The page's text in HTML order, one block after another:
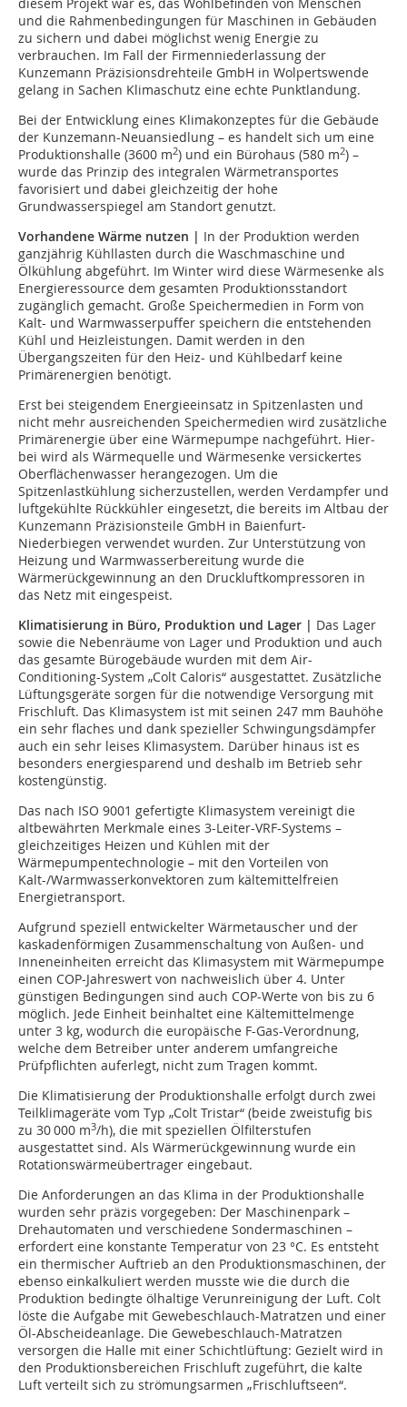
diesem Projekt war es, das Wohlbefinden von Menschen
und die Rahmenbedingungen für Maschinen in Gebäuden
zu sichern und dabei möglichst wenig Energie zu
verbrauchen. Im Fall der Firmenniederlassung der
Kunzemann Präzisionsdrehteile GmbH in Wolpertswende
gelang in Sachen Klimaschutz eine echte Punktlandung.
Bei der Entwicklung eines Klimakonzeptes für die Gebäude
der Kunzemann-Neuansiedlung – es handelt sich um eine
Produktionshalle (3600 m2) und ein Bürohaus (580 m2) –
wurde das Prinzip des integralen Wärmetransportes
favorisiert und dabei gleichzeitig der hohe
Grundwasserspiegel am Standort genutzt.
Vorhandene Wärme nutzen | In der Produktion werden
ganzjährig Kühllasten durch die Waschmaschine und
Ölkühlung abgeführt. Im Winter wird diese Wärmesenke als
Energieressource dem gesamten Produktionsstandort
zugänglich gemacht. Große Speichermedien in Form von
Kalt- und Warmwasserpuffer speichern die entstehenden
Kühl und Heizleistungen. Damit werden in den
Übergangszeiten für den Heiz- und Kühlbedarf keine
Primärenergien benötigt.
Erst bei steigendem Energieeinsatz in Spitzenlasten und
nicht mehr ausreichenden Speichermedien wird zusätzliche
Primärenergie über eine Wärmepumpe nachgeführt. Hier­
bei wird als Wärmequelle und Wärmesenke versickertes
Oberflächen­wasser herangezogen. Um die
Spitzenlastkühlung sicherzustellen, werden Verdampfer und
luftgekühlte Rückkühler eingesetzt, die bereits im Altbau der
Kunzemann Präzisionsteile GmbH in Baienfurt-
Niederbiegen verwendet wurden. Zur Unterstützung von
Heizung und Warmwasserbereitung wurde die
Wärmerückgewinnung an den Druckluftkompressoren in
das Netz mit eingespeist.
Klimatisierung in Büro, Produktion und Lager | Das Lager
sowie die Nebenräume von Lager und Produktion und auch
das gesamte Bürogebäude wurden mit dem Air-
Conditioning-System „Colt Caloris“ ausgestattet. Zusätzliche
Lüftungsgeräte sorgen für die notwendige Versorgung mit
Frischluft. Das Klimasystem ist mit seinen 247 mm Bauhöhe
ein sehr flaches und dank spezieller Schwingungsdämpfer
auch ein sehr leises Klimasystem. Darüber hinaus ist es
besonders energiesparend und deshalb im Betrieb sehr
kostengünstig.
Das nach ISO 9001 gefertigte Klimasystem vereinigt die
altbe­währ­ten Merkmale eines 3-Leiter-VRF-Systems –
gleichzeitiges Heizen und Kühlen mit der
Wärmepumpentechnologie – mit den Vorteilen von
Kalt-/Warmwasserkonvektoren zum kältemittelfreien
Energietransport.
Aufgrund speziell entwickelter Wärmetauscher und der
kaskadenförmigen Zusammenschaltung von Außen- und
Inneneinheiten erreicht das Klimasystem mit Wärmepumpe
einen COP-Jahreswert von nachweislich über 4. Unter
günstigen Bedingungen sind auch COP-Werte von bis zu 6
möglich. Jede Einheit beinhaltet eine Kältemittelmenge
unter 3 kg, wodurch die europäische F-Gas-Verordnung,
welche dem Betreiber unter anderem umfangreiche
Prüfpflichten auferlegt, nicht zum Tragen kommt.
Die Klimatisierung der Produktionshalle erfolgt durch zwei
Teilklimageräte vom Typ „Colt Tristar“ (beide zweistufig bis
zu 30 000 m3/h), die mit speziellen Ölfilterstufen
ausgestattet sind. Als Wärmerückgewinnung wurde ein
Rotationswärmeübertrager eingebaut.
Die Anforderungen an das Klima in der Produktionshalle
wurden sehr präzis vorgegeben: Der Maschinenpark –
Drehautomaten und verschiedene Sondermaschinen –
erfordert eine konstante Temperatur von 23 °C. Es entsteht
ein thermischer Auftrieb an den Produktionsmaschinen, der
ebenso einkalkuliert werden musste wie die durch die
Produktion bedingte ölhaltige Verunreinigung der Luft. Colt
löste die Aufgabe mit Gewebeschlauch-Matratzen und einer
Öl-Abscheideanlage. Die Gewebeschlauch-Matratzen
versorgen die Halle mit einer Schichtlüftung: Gezielt wird in
den Produktionsbereichen Frischluft zugeführt, die kalte
Luft verteilt sich zu strömungsarmen „Frischluftseen“.